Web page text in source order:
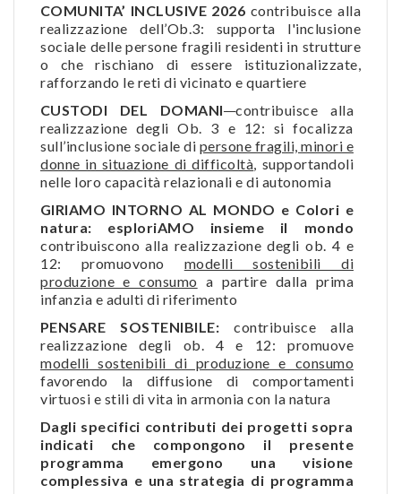
COMUNITA’ INCLUSIVE 2026 contribuisce alla
realizzazione dell’Ob.3: supporta l'inclusione
sociale delle persone fragili residenti in strutture
o che rischiano di essere istituzionalizzate,
rafforzando le reti di vicinato e quartiere
CUSTODI DEL DOMANI
contribuisce alla
realizzazione degli Ob. 3 e 12: si focalizza
sull’inclusione sociale di persone fragili, minori e
donne in situazione di difficoltà, supportandoli
nelle loro capacità relazionali e di autonomia
GIRIAMO INTORNO AL MONDO e Colori e
natura: esploriAMO insieme il mondo
contribuiscono alla realizzazione degli ob. 4 e
12: promuovono modelli sostenibili di
produzione e consumo a partire dalla prima
infanzia e adulti di riferimento
PENSARE SOSTENIBILE:contribuisce alla
realizzazione degli ob. 4 e 12: promuove
modelli sostenibili di produzione e consumo
favorendo la diffusione di comportamenti
virtuosi e stili di vita in armonia con la natura
Dagli specifici contributi dei progetti sopra
indicati che compongono il presente
programma emergono una visione
complessiva e una strategia di programma